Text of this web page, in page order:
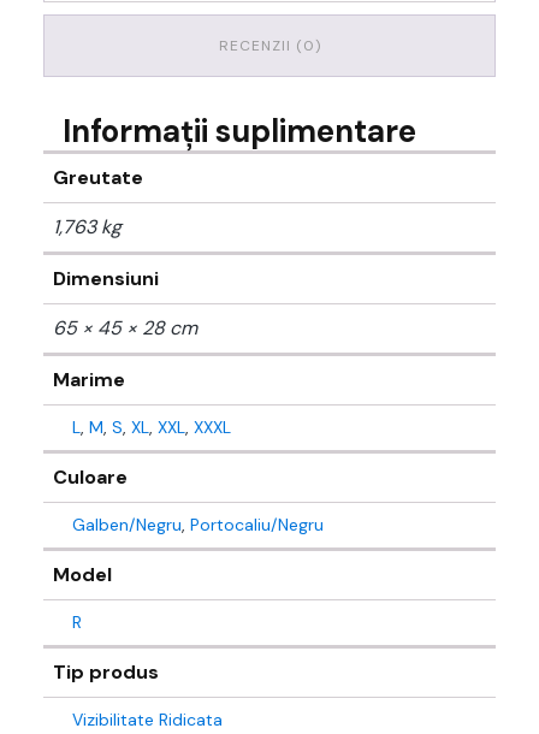
RECENZII (0)
Informații suplimentare
Greutate
1,763 kg
Dimensiuni
65 × 45 × 28 cm
Marime
L, M, S, XL, XXL, XXXL
Culoare
Galben/Negru, Portocaliu/Negru
Model
R
Tip produs
Vizibilitate Ridicata